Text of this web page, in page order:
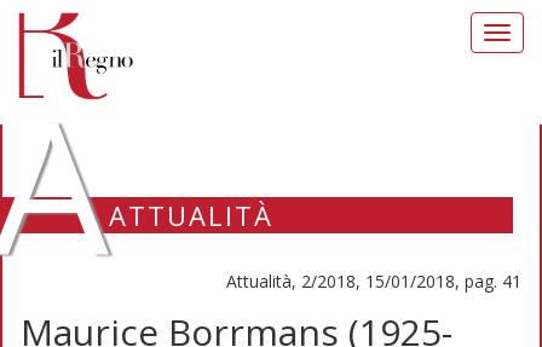
ATTUALITÀ
Attualità, 2/2018, 15/01/2018, pag. 41
Maurice Borrmans (1925-